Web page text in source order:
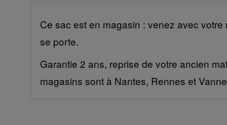
Ce sac est en magasin : venez avec
se porte.
Garantie 2 ans, reprise de votre ancien
magasins sont à Nantes, Rennes et